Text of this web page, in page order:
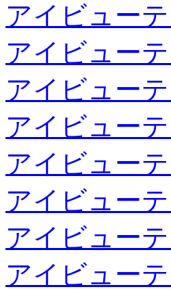
アイビュー
アイビュー
アイビュー
アイビュー
アイビュー
アイビュー
アイビュー
アイビュー